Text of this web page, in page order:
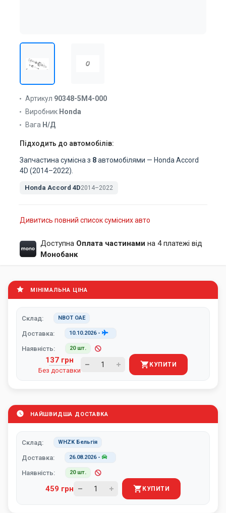
Артикул 90348-5M4-000
Виробник Honda
Вага Н/Д
Підходить до автомобілів:
Запчастина сумісна з 8автомобілями — Honda Accord
4D (2014–2022).
Honda Accord 4D2014–2022
Дивитись повний список сумісних авто
Доступна Оплата частинами на 4 платежі від
Монобанк
МІНІМАЛЬНА ЦІНА
Склад: NBOT ОАЕ
Доставка: 10.10.2026-
Наявність: 20 шт.
137 грн
Без доставки
КУПИТИ
НАЙШВИДША ДОСТАВКА
Склад: WHZK Бельгія
Доставка: 26.08.2026-
Наявність: 20 шт.
459 грн КУПИТИ